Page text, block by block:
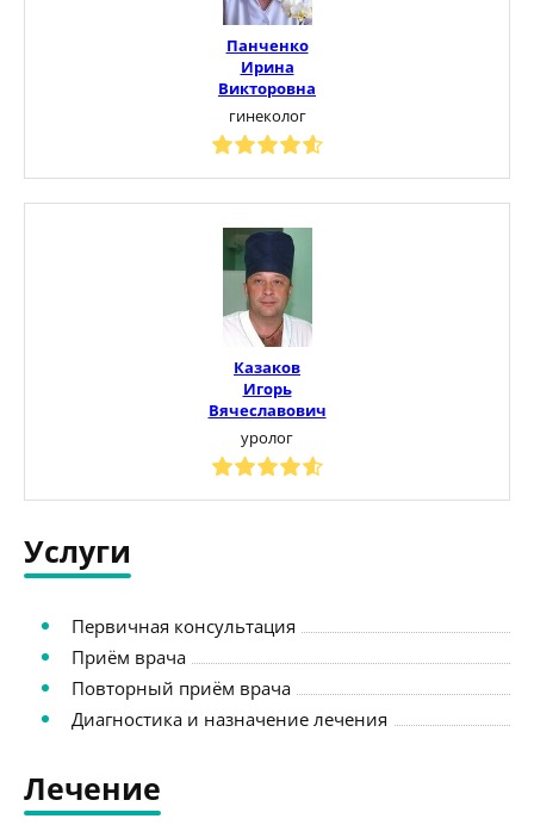
Панченко
Ирина
Викторовна
гинеколог
Казаков
Игорь
Вячеславович
уролог
Услуги
Первичная консультация
Приём врача
Повторный приём врача
Диагностика и назначение лечения
Лечение